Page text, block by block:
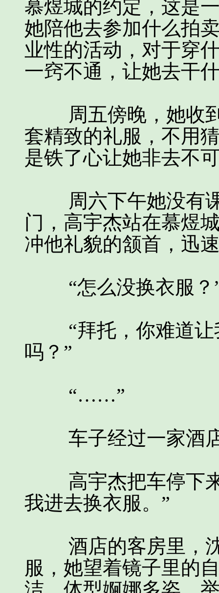
慕煜城的约定，这是
她陪他去参加什么拍
业性的活动，对于穿
一窍不通，让她去干
周五傍晚，她收到
套精致的礼服，不用
是铁了心让她非去不
周六下午她没有课
门，高宇杰站在慕煜
冲他礼貌的颔首，迅
“怎么没换衣服？”
“拜托，你难道让
吗？”
“……”
车子经过一家酒店
高宇杰把车停下来
我进去换衣服。”
酒店的客房里，沈
服，她望着镜子里的